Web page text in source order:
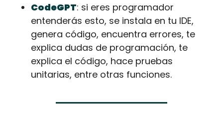
CodeGPT: si eres programador
entenderás esto, se instala en tu IDE,
genera código, encuentra errores, te
explica dudas de programación, te
explica el código, hace pruebas
unitarias, entre otras funciones.